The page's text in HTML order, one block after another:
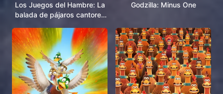
Los Juegos del Hambre: La
balada de pájaros cantores
Godzilla: Minus One